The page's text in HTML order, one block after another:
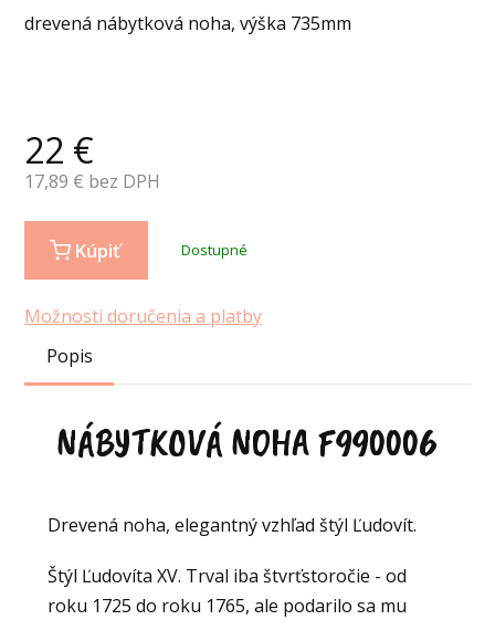
drevená nábytková noha, výška 735mm
22 €
17,89 € bez DPH
Kúpiť Dostupné
Možnosti doručenia a platby
Popis
NÁBYTKOVÁ NOHA F990006
Drevená noha, elegantný vzhľad štýl Ľudovít.
Štýl Ľudovíta XV. Trval iba štvrťstoročie - od
roku 1725 do roku 1765, ale podarilo sa mu